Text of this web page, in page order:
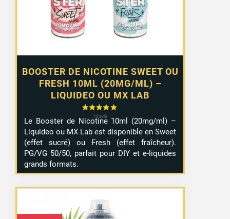
BOOSTER DE NICOTINE SWEET OU
FRESH 10ML (20MG/ML) –
LIQUIDEO OU MX LAB
10,99 €
Le Booster de Nicotine 10ml (20mg/ml) –
Liquideo ou MX Lab est disponible en Sweet
(effet sucré) ou Fresh (effet fraîcheur).
PG/VG 50/50, parfait pour DIY et e-liquides
grands formats.